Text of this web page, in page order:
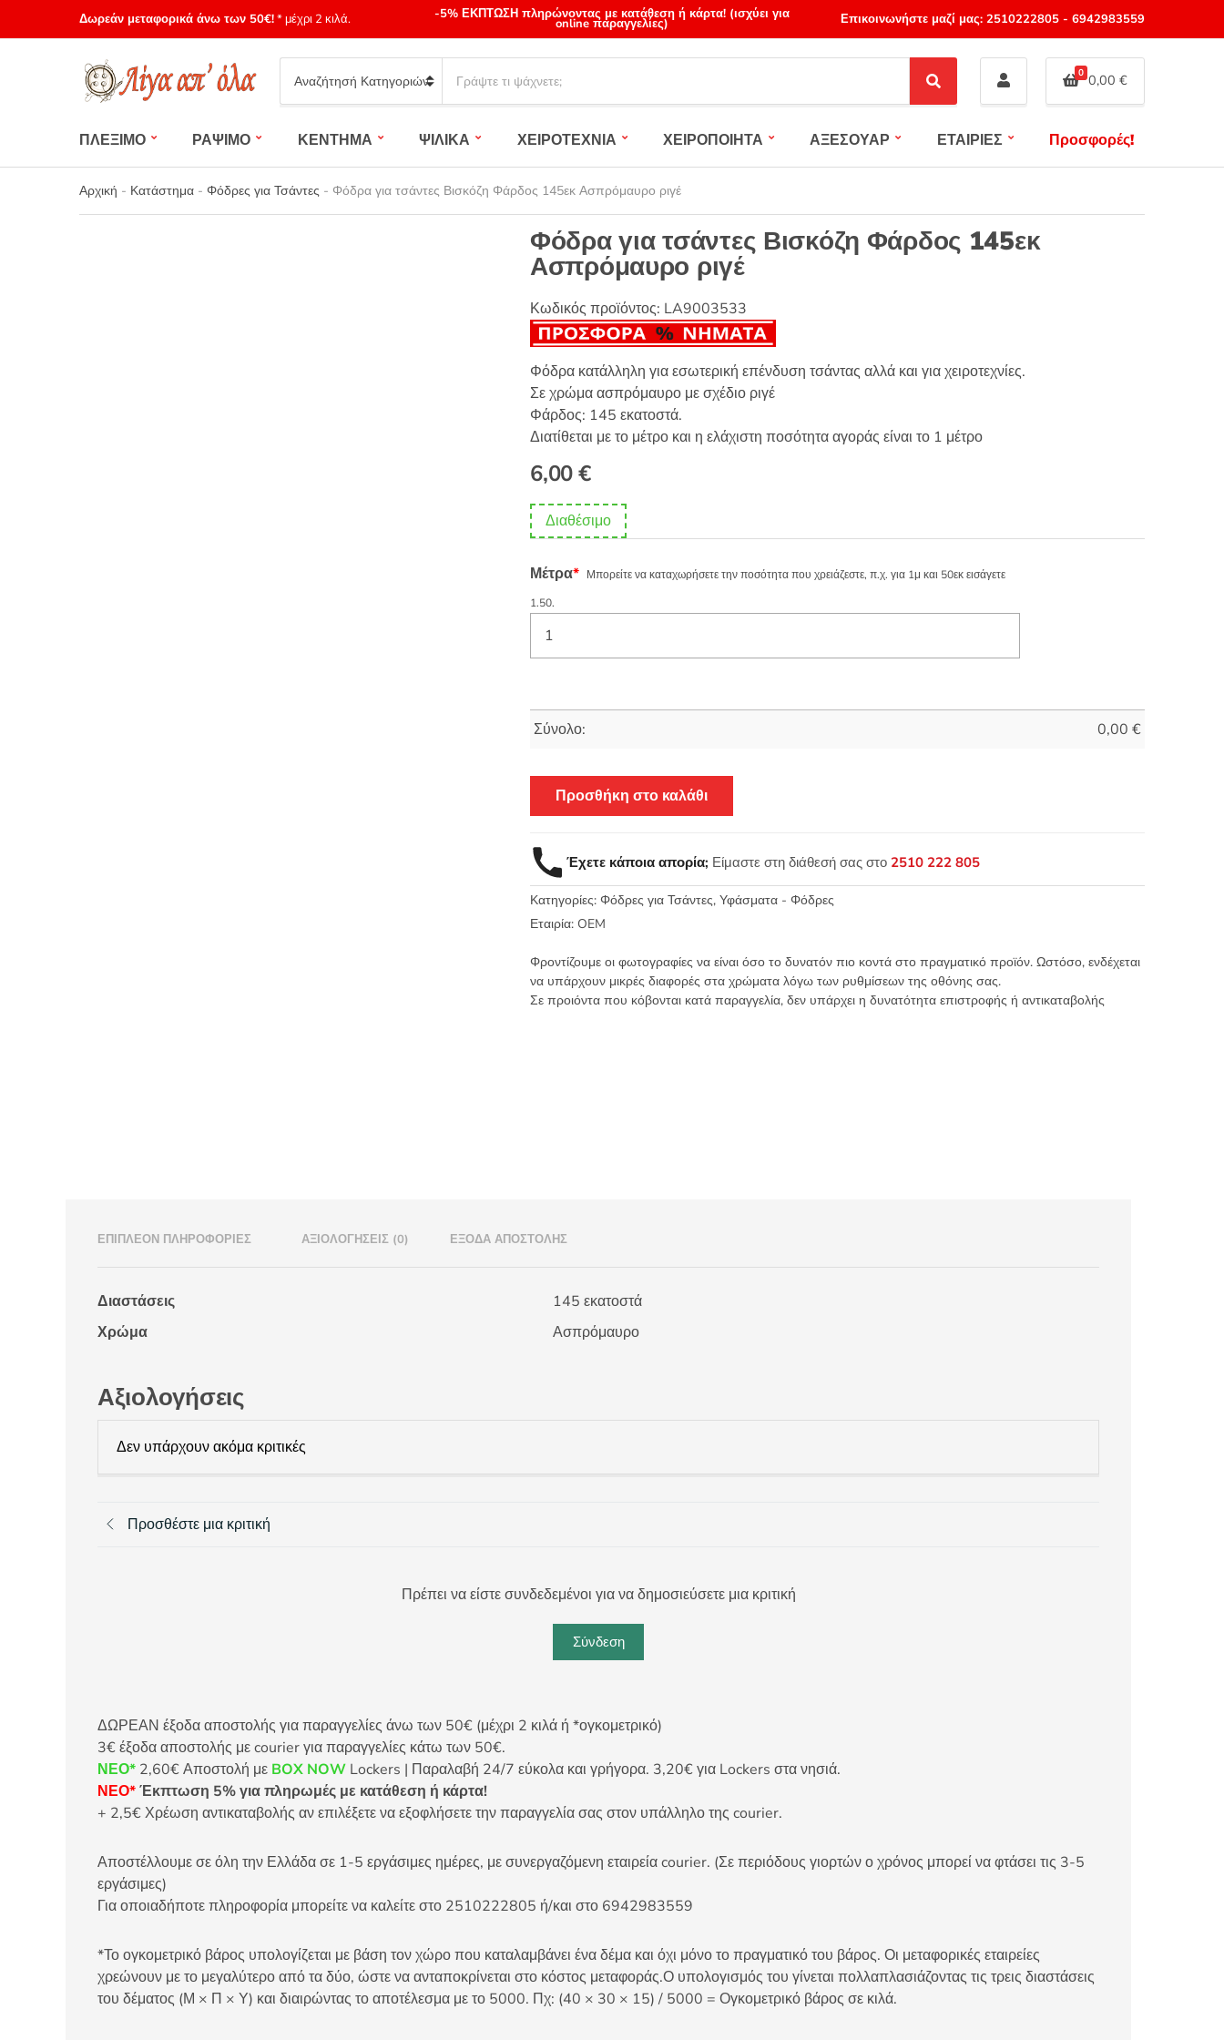
Δωρεάν μεταφορικά άνω των 50€!* μέχρι 2 κιλά. -5% ΕΚΠΤΩΣΗ πληρώνοντας με κατάθεση ή κάρτα! (ισχύει για
online παραγγελίες) Επικοινωνήστε μαζί μας: 2510222805- 6942983559
Category
name
a
c
h
p
S
e
c
0 0,00 €
ΠΛΕΞΙΜΟ ΡΑΨΙΜΟ ΚΕΝΤΗΜΑ ΨΙΛΙΚΑ ΧΕΙΡΟΤΕΧΝΙΑ ΧΕΙΡΟΠΟΙΗΤΑ ΑΞΕΣΟΥΑΡ ΕΤΑΙΡΙΕΣ Προσφορές!
Αρχική - Κατάστημα - Φόδρες για Τσάντες - Φόδρα για τσάντες Βισκόζη Φάρδος 145εκ Ασπρόμαυρο ριγέ
Φόδρα για τσάντες Βισκόζη Φάρδος 145εκ
Ασπρόμαυρο ριγέ
Κωδικός προϊόντος: LA9003533
Φόδρα κατάλληλη για εσωτερική επένδυση τσάντας αλλά και για χειροτεχνίες.
Σε χρώμα ασπρόμαυρο με σχέδιο ριγέ
Φάρδος: 145 εκατοστά.
Διατίθεται με το μέτρο και η ελάχιστη ποσότητα αγοράς είναι το 1 μέτρο
6,00€
Διαθέσιμο
Μέτρα* Μπορείτε να καταχωρήσετε την ποσότητα που χρειάζεστε, π.χ. για 1μ και 50εκ εισάγετε
1.50.
Σύνολο: 0,00 €
Προσθήκη στο καλάθι
Έχετε κάποια απορία; Είμαστε στη διάθεσή σας στο 2510 222 805
Κατηγορίες: Φόδρες για Τσάντες, Υφάσματα - Φόδρες
Εταιρία: OEM
Φροντίζουμε οι φωτογραφίες να είναι όσο το δυνατόν πιο κοντά στο πραγματικό προϊόν. Ωστόσο, ενδέχεται
να υπάρχουν μικρές διαφορές στα χρώματα λόγω των ρυθμίσεων της οθόνης σας.
Σε προιόντα που κόβονται κατά παραγγελία, δεν υπάρχει η δυνατότητα επιστροφής ή αντικαταβολής
ΕΠΙΠΛΈΟΝ ΠΛΗΡΟΦΟΡΊΕΣ ΑΞΙΟΛΟΓΉΣΕΙΣ (0) ΈΞΟΔΑ ΑΠΟΣΤΟΛΉΣ
Διαστάσεις
145 εκατοστά
Χρώμα
Ασπρόμαυρο
Αξιολογήσεις
Δεν υπάρχουν ακόμα κριτικές
Προσθέστε μια κριτική
Πρέπει να είστε συνδεδεμένοι για να δημοσιεύσετε μια κριτική
Σύνδεση
ΔΩΡΕΑΝ έξοδα αποστολής για παραγγελίες άνω των 50€ (μέχρι 2 κιλά ή *ογκομετρικό)
3€ έξοδα αποστολής με courier για παραγγελίες κάτω των 50€.
ΝΕΟ* 2,60€ Αποστολή με BOX NOW Lockers | Παραλαβή 24/7 εύκολα και γρήγορα. 3,20€ για Lockers στα νησιά.
ΝΕΟ*Έκπτωση 5% για πληρωμές με κατάθεση ή κάρτα!
+ 2,5€ Χρέωση αντικαταβολής αν επιλέξετε να εξοφλήσετε την παραγγελία σας στον υπάλληλο της courier.
Αποστέλλουμε σε όλη την Ελλάδα σε 1-5 εργάσιμες ημέρες, με συνεργαζόμενη εταιρεία courier. (Σε περιόδους γιορτών ο χρόνος μπορεί να φτάσει τις 3-5
εργάσιμες)
Για οποιαδήποτε πληροφορία μπορείτε να καλείτε στο 2510222805 ή/και στο 6942983559
*Το ογκομετρικό βάρος υπολογίζεται με βάση τον χώρο που καταλαμβάνει ένα δέμα και όχι μόνο το πραγματικό του βάρος. Οι μεταφορικές εταιρείες
χρεώνουν με το μεγαλύτερο από τα δύο, ώστε να ανταποκρίνεται στο κόστος μεταφοράς.Ο υπολογισμός του γίνεται πολλαπλασιάζοντας τις τρεις διαστάσεις
του δέματος (Μ × Π × Υ) και διαιρώντας το αποτέλεσμα με το 5000. Πχ: (40 × 30 × 15) / 5000 = Ογκομετρικό βάρος σε κιλά.